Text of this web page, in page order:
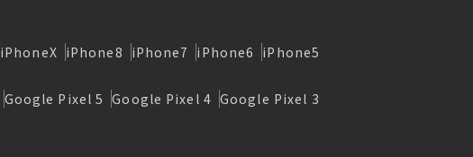
iPhoneX iPhone8 iPhone7 iPhone6 iPhone5
Google Pixel 5 Google Pixel 4 Google Pixel 3